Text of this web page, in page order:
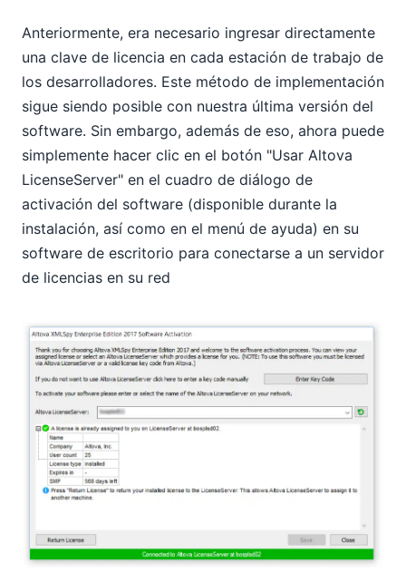
Anteriormente, era necesario ingresar directamente
una clave de licencia en cada estación de trabajo de
los desarrolladores. Este método de implementación
sigue siendo posible con nuestra última versión del
software. Sin embargo, además de eso, ahora puede
simplemente hacer clic en el botón "Usar Altova
LicenseServer" en el cuadro de diálogo de
activación del software (disponible durante la
instalación, así como en el menú de ayuda) en su
software de escritorio para conectarse a un servidor
de licencias en su red